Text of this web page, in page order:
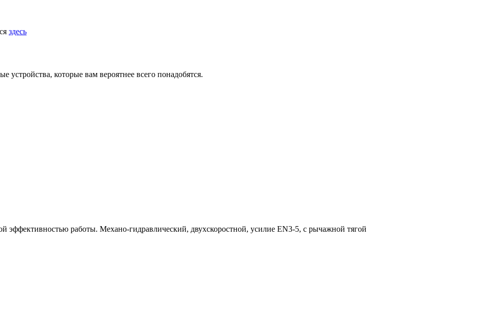
здесь
устройства, которые вам вероятнее всего понадобятся.
эффективностью работы. Механо-гидравлический, двухскоростной, усилие EN3-5, с рычажной тягой